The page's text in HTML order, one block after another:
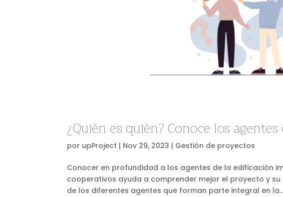
¿Quién es quién? Conoce los
por upProject | Nov 29, 2023 | Gestión de proyectos
Conocer en profundidad a los agentes de la edificación
cooperativos ayuda a comprender mejor el proyecto y
de los diferentes agentes que forman parte integral en